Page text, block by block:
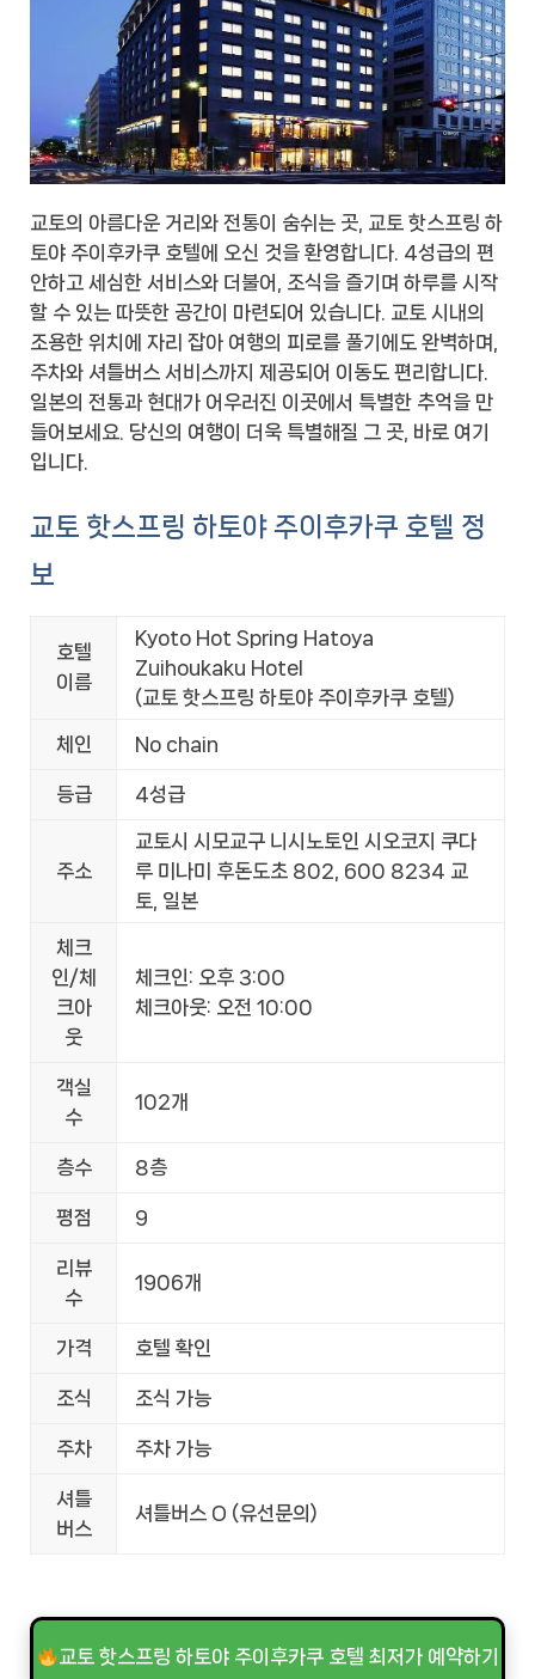
교토의 아름다운 거리와 전통이 숨쉬는 곳, 교토 핫스프링 하
토야 주이후카쿠 호텔에 오신 것을 환영합니다. 4성급의 편
안하고 세심한 서비스와 더불어, 조식을 즐기며 하루를 시작
할 수 있는 따뜻한 공간이 마련되어 있습니다. 교토 시내의
조용한 위치에 자리 잡아 여행의 피로를 풀기에도 완벽하며,
주차와 셔틀버스 서비스까지 제공되어 이동도 편리합니다.
일본의 전통과 현대가 어우러진 이곳에서 특별한 추억을 만
들어보세요. 당신의 여행이 더욱 특별해질 그 곳, 바로 여기
입니다.
교토 핫스프링 하토야 주이후카쿠 호텔 정
보
호텔
이름
Kyoto Hot Spring Hatoya
Zuihoukaku Hotel
(교토 핫스프링 하토야 주이후카쿠 호텔)
체인 No chain
등급 4성급
주소
교토시 시모교구 니시노토인 시오코지 쿠다
루 미나미 후돈도초 802, 600 8234 교
토, 일본
체크
인/체
크아
웃
체크인: 오후 3:00
체크아웃: 오전 10:00
객실
수
102개
층수 8층
평점 9
리뷰
수
1906개
가격 호텔 확인
조식 조식 가능
주차 주차 가능
셔틀
버스
셔틀버스 O (유선문의)
교토 핫스프링 하토야 주이후카쿠 호텔 최저가 예약하기